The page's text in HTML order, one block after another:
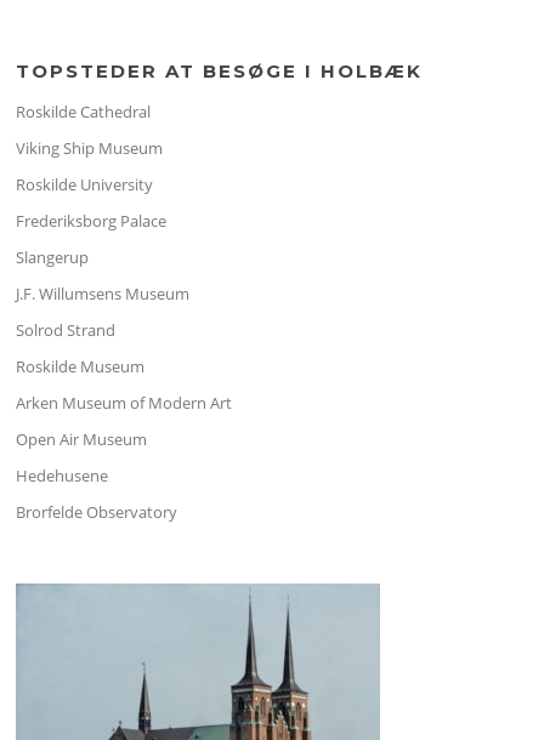
TOPSTEDER AT BESØGE I HOLBÆK
Roskilde Cathedral
Viking Ship Museum
Roskilde University
Frederiksborg Palace
Slangerup
J.F. Willumsens Museum
Solrod Strand
Roskilde Museum
Arken Museum of Modern Art
Open Air Museum
Hedehusene
Brorfelde Observatory